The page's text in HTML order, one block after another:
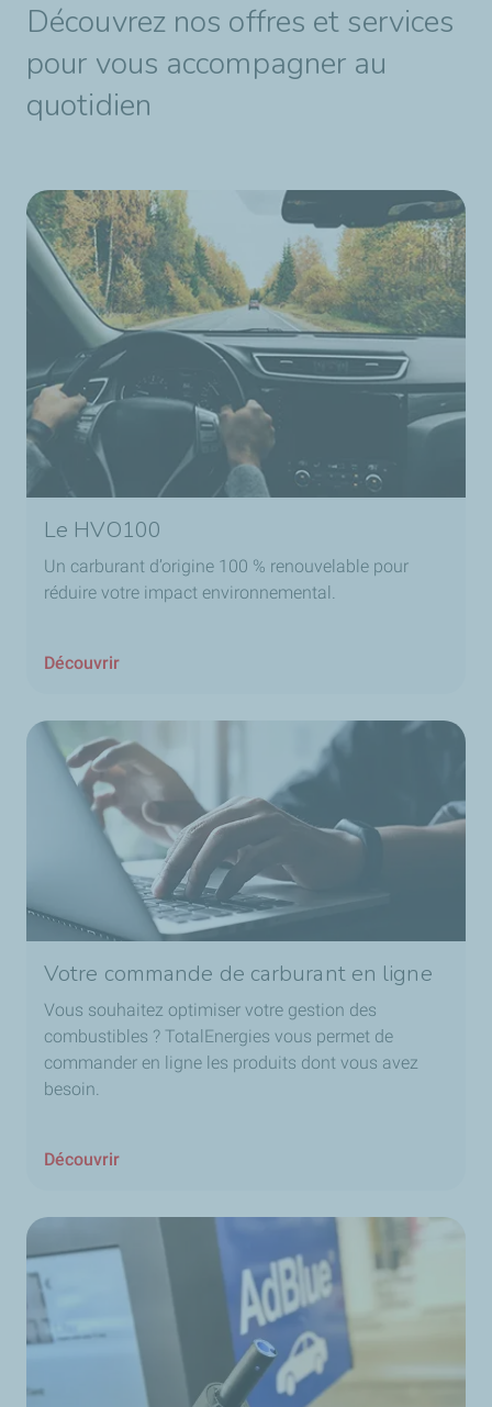
Découvrez nos offres et services
pour vous accompagner au
quotidien
Le HVO100
Un carburant d’origine 100 % renouvelable pour
réduire votre impact environnemental.
Découvrir
Votre commande de carburant en ligne
Vous souhaitez optimiser votre gestion des
combustibles ? TotalEnergies vous permet de
commander en ligne les produits dont vous avez
besoin.
Découvrir